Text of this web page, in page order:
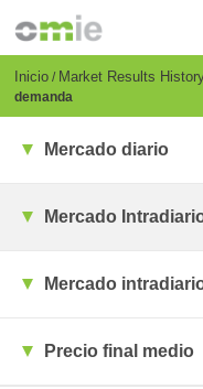
principal
Breadcrumb
Inicio Market Results
demanda
Mercado diario
Mercado
Mercado
Precio final medio